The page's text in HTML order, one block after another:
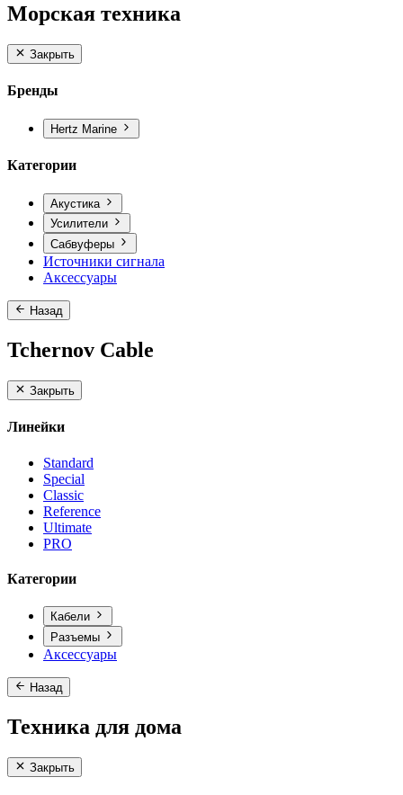
Морская техника
Закрыть
Бренды
Hertz Marine
Категории
Акустика
Усилители
Сабвуферы
Источники сигнала
Аксессуары
Назад
Tchernov Cable
Закрыть
Линейки
Standard
Special
Classic
Reference
Ultimate
PRO
Категории
Кабели
Разъемы
Аксессуары
Назад
Техника для дома
Закрыть